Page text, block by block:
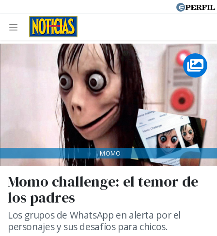
Momo challenge: el temor de
los padres
Los grupos de WhatsApp en alerta por el
personajes y sus desafíos para chicos.
MOMO